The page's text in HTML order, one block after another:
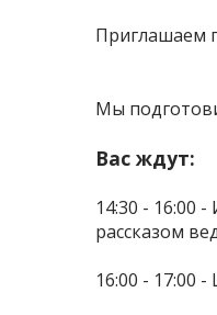
Приглашаем
Мы
Вас ждут:
14:30 - 16:00
рассказом
16:00 - 17:00